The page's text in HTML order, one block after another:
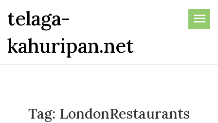
the
content
telaga-
kahuripan.net
Tag: LondonRestaurants